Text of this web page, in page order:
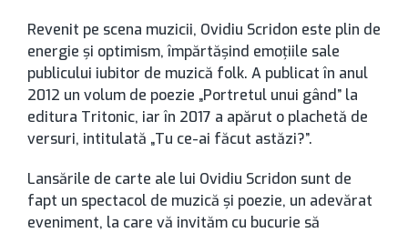
Revenit pe scena muzicii, Ovidiu Scridon este plin de
energie şi optimism, împărtăşind emoţiile sale
publicului iubitor de muzică folk. A publicat în anul
2012 un volum de poezie „Portretul unui gând” la
editura Tritonic, iar în 2017 a apărut o plachetă de
versuri, intitulată „Tu ce-ai făcut astăzi?”.
Lansările de carte ale lui Ovidiu Scridon sunt de
fapt un spectacol de muzică şi poezie, un adevărat
eveniment, la care vă invităm cu bucurie să